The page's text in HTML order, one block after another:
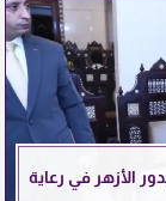
الأزهر في رعاية